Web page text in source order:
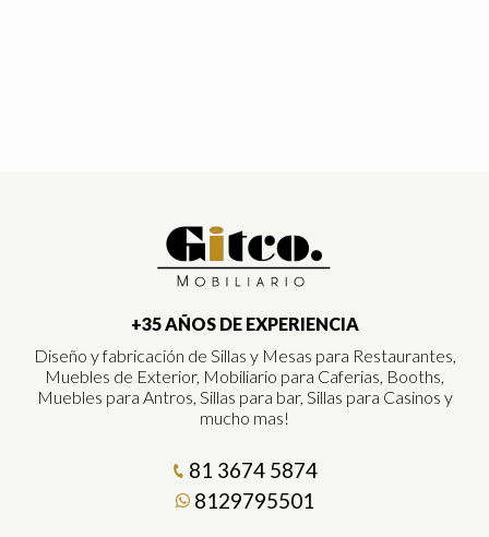
+35 AÑOS DE EXPERIENCIA
Diseño y fabricación de Sillas y Mesas para Restaurantes,
Muebles de Exterior, Mobiliario para Caferias, Booths,
Muebles para Antros, Sillas para bar, Sillas para Casinos y
mucho mas!
81 3674 5874
8129795501